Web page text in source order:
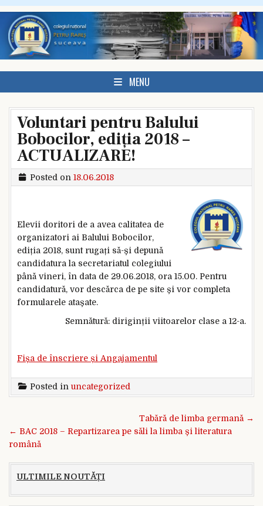
Skip to content
MENU
Voluntari pentru Balului
Bobocilor, ediția 2018 –
ACTUALIZARE!
Posted on 18.06.2018
Elevii doritori de a avea calitatea de
organizatori ai Balului Bobocilor,
ediția 2018, sunt rugați să-și depună
candidatura la secretariatul colegiului
până vineri, în data de 29.06.2018, ora 15.00. Pentru
candidatură, vor descărca de pe site și vor completa
formularele atașate.
Semnătură: diriginții viitoarelor clase a 12-a.
Fișa de înscriere și Angajamentul
Posted in uncategorized
Tabără de limba germană →
← BAC 2018 – Repartizarea pe săli la limba și literatura
română
ULTIMILE NOUTĂȚI